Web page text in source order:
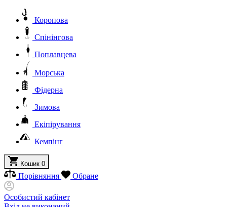
Коропова
Спінінгова
Поплавцева
Морська
Фідерна
Зимова
Екіпірування
Кемпінг
Кошик 0
Порівняння Обране
Особистий кабінет